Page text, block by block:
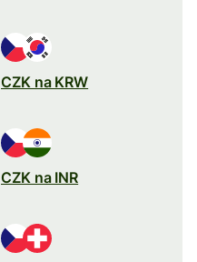
CZK na KRW
CZK na INR